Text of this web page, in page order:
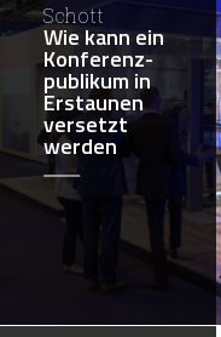
Schott
Wie kann ein
Konferenz-
publikum in
Erstaunen
versetzt
werden